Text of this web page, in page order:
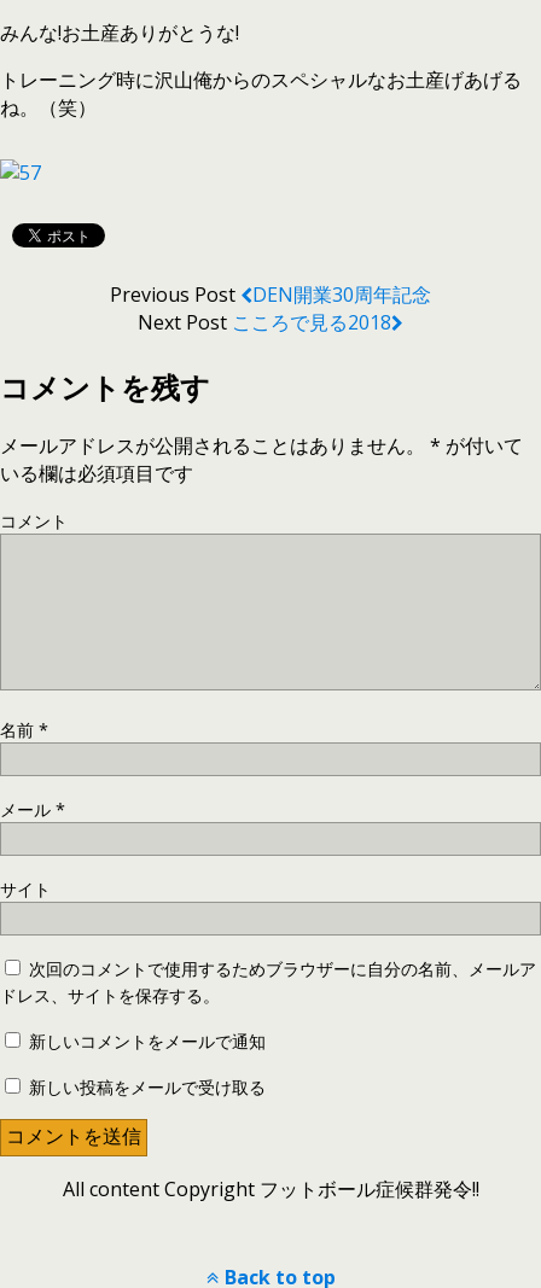
みんな!お土産ありがとうな!
トレーニング時に沢山俺からのスペシャルなお土産げあげる
ね。（笑）
Previous Post
DEN開業30周年記念
Next Post こころで見る2018
コメントを残す
メールアドレスが公開されることはありません。 * が付いて
いる欄は必須項目です
コメント
名前 *
メール *
サイト
次回のコメントで使用するためブラウザーに自分の名前、メールア
ドレス、サイトを保存する。
新しいコメントをメールで通知
新しい投稿をメールで受け取る
All content Copyright フットボール症候群発令!!
Back to top